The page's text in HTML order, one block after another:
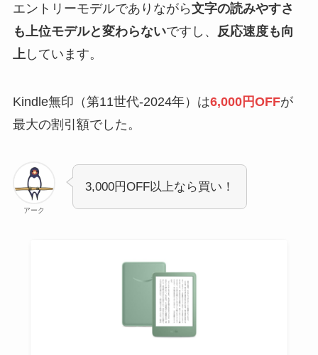
エントリーモデルでありながら文字の読みやすさ
も上位モデルと変わらないですし、
反応速度も向
上 しています。
Kindle無印（第11世代-2024年）は6,000円OFFが
最大の割引額でした。
アーク
3,000円OFF以上なら買い！